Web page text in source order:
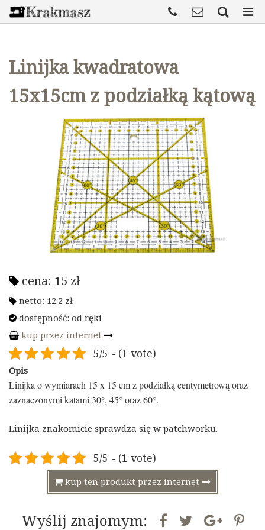
Linijka kwadratowa
15x15cm z podziałką kątową
cena: 15 zł
netto: 12.2 zł
dostępność: od ręki
kup przez internet
5/5 - (1 vote)
Opis
Linijka o wymiarach 15 x 15 cm z podziałką centymetrową oraz
zaznaczonymi katami 30°, 45° oraz 60°.
Linijka znakomicie sprawdza się w patchworku.
5/5 - (1 vote)
kup ten produkt przez internet
Wyślij znajomym: